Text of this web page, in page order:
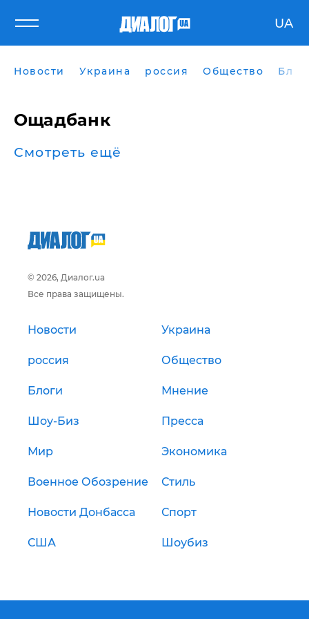
UA
Новости Украина россия Общество
Ощадбанк
Смотреть ещё
© 2026, Диалог.ua
Все права защищены.
Новости Украина
россия Общество
Блоги Мнение
Шоу-Биз Пресса
Мир Экономика
Военное Обозрение Стиль
Новости Донбасса Спорт
США Шоубиз